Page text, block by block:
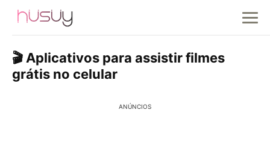
🎬 Aplicativos para assistir filmes
grátis no celular
ANÚNCIOS